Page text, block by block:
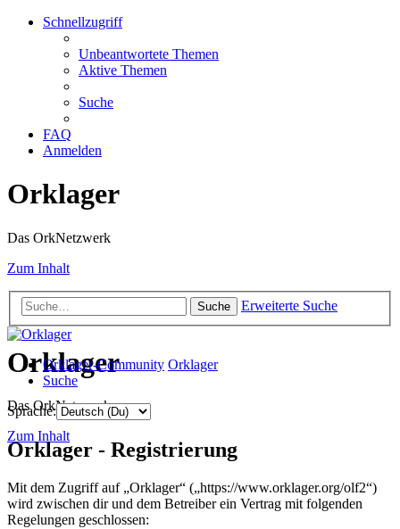
Schnellzugriff
Unbeantwortete Themen
Aktive Themen
Suche
FAQ
Anmelden
Orklager
Das OrkNetzwerk
Zum Inhalt
Suche Erweiterte Suche
Orklager
Das OrkNetzwerk
Zum Inhalt
Orklager-Community Orklager
Suche
Sprache:
Orklager - Registrierung
Mit dem Zugriff auf „Orklager“ („https://www.orklager.org/olf2“)
wird zwischen dir und dem Betreiber ein Vertrag mit folgenden
Regelungen geschlossen: